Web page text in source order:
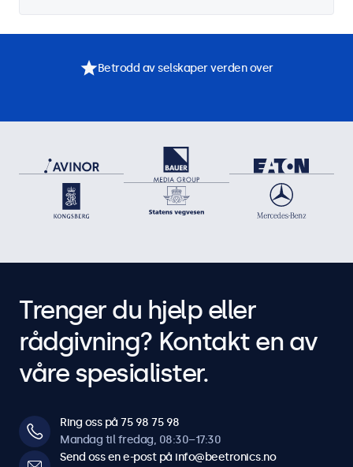
Betrodd av selskaper verden over
Trenger du hjelp eller
rådgivning? Kontakt en av
våre spesialister.
Ring oss på 75 98 75 98
Mandag til fredag, 08:30–17:30
Send oss en e-post på info@beetronics.no